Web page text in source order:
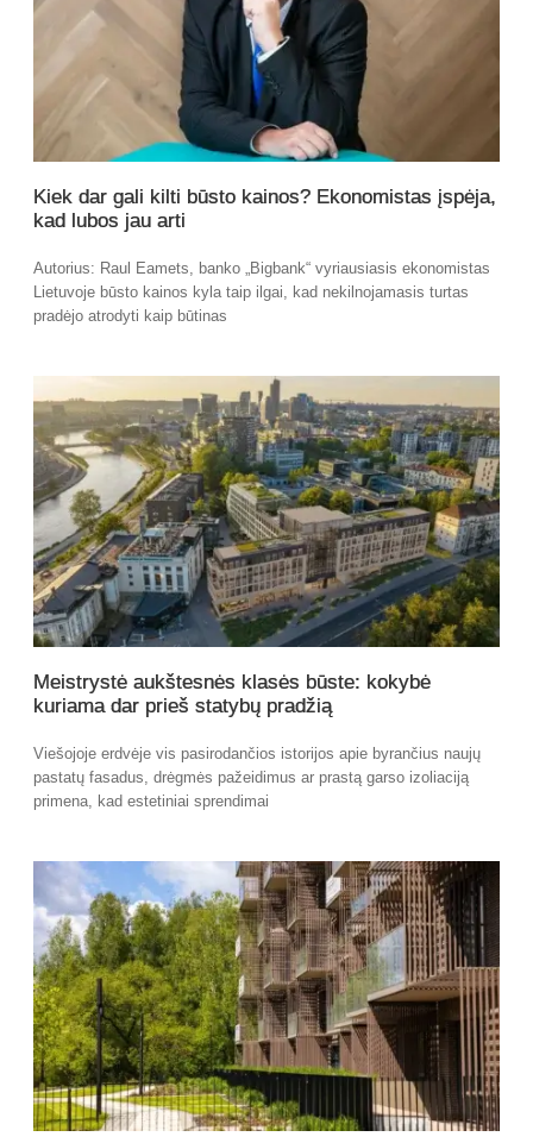
Kiek dar gali kilti būsto kainos? Ekonomistas įspėja,
kad lubos jau arti
Autorius: Raul Eamets, banko „Bigbank“ vyriausiasis ekonomistas
Lietuvoje būsto kainos kyla taip ilgai, kad nekilnojamasis turtas
pradėjo atrodyti kaip būtinas
Meistrystė aukštesnės klasės būste: kokybė
kuriama dar prieš statybų pradžią
Viešojoje erdvėje vis pasirodančios istorijos apie byrančius naujų
pastatų fasadus, drėgmės pažeidimus ar prastą garso izoliaciją
primena, kad estetiniai sprendimai